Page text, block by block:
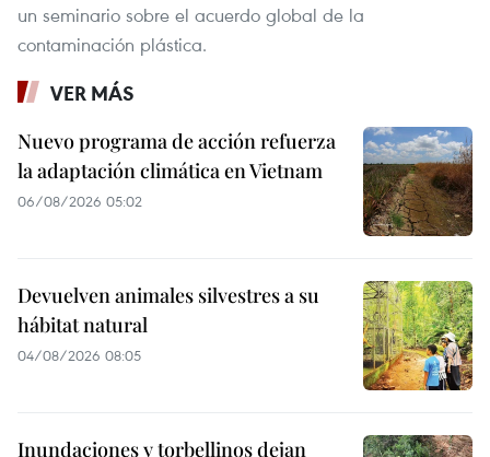
un seminario sobre el acuerdo global de la
contaminación plástica.
VER MÁS
Nuevo programa de acción refuerza
la adaptación climática en Vietnam
06/08/2026 05:02
Devuelven animales silvestres a su
hábitat natural
04/08/2026 08:05
Inundaciones y torbellinos dejan